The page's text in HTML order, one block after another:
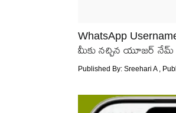
WhatsApp
మీకు నచ్చిన యూజర్ నేమ్
Published By: Sreehari A ,